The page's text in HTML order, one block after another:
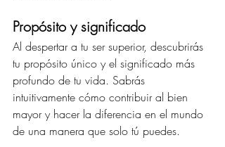
Propósito y significado
Al despertar a tu ser superior, descubrirás
tu propósito único y el significado más
profundo de tu vida. Sabrás
intuitivamente cómo contribuir al bien
mayor y hacer la diferencia en el mundo
de una manera que solo tú puedes.